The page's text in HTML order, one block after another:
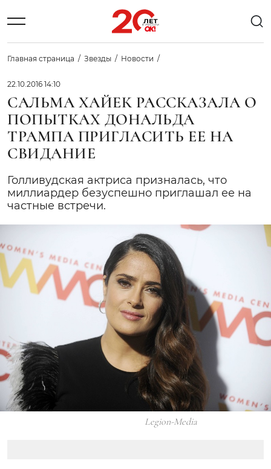
Главная страница Звезды Новости
22.10.2016 14:10
САЛЬМА ХАЙЕК РАССКАЗАЛА О
ПОПЫТКАХ ДОНАЛЬДА
ТРАМПА ПРИГЛАСИТЬ ЕЕ НА
СВИДАНИЕ
Голливудская актриса призналась, что
миллиардер безуспешно приглашал ее на
частные встречи.
Legion-Media